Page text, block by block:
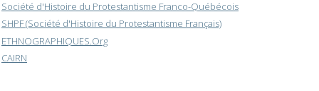
Société d'Histoire du Protestantisme Franco-Québécois
SHPF (Société d'Histoire du Protestantisme Français)
ETHNOGRAPHIQUES.Org
CAIRN